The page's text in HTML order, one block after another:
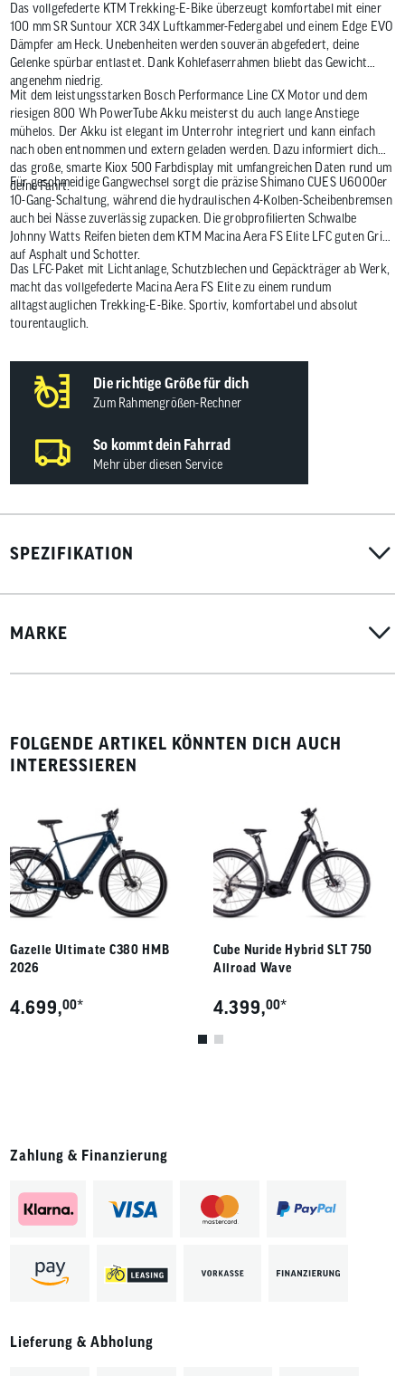
Das vollgefederte KTM Trekking-E-Bike überzeugt komfortabel mit einer
100 mm SR Suntour XCR 34X Luftkammer-Federgabel und einem Edge EVO
Dämpfer am Heck. Unebenheiten werden souverän abgefedert, deine
Gelenke spürbar entlastet. Dank Kohlefaserrahmen bliebt das Gewicht
angenehm niedrig.
Mit dem leistungsstarken Bosch Performance Line CX Motor und dem
riesigen 800 Wh PowerTube Akku meisterst du auch lange Anstiege
mühelos. Der Akku ist elegant im Unterrohr integriert und kann einfach
nach oben entnommen und extern geladen werden. Dazu informiert dich
das große, smarte Kiox 500 Farbdisplay mit umfangreichen Daten rund um
deine Fahrt.
Für geschmeidige Gangwechsel sorgt die präzise Shimano CUES U6000er
10-Gang-Schaltung, während die hydraulischen 4-Kolben-Scheibenbremsen
auch bei Nässe zuverlässig zupacken. Die grobprofilierten Schwalbe
Johnny Watts Reifen bieten dem KTM Macina Aera FS Elite LFC guten Grip
auf Asphalt und Schotter.
Das LFC-Paket mit Lichtanlage, Schutzblechen und Gepäckträger ab Werk,
macht das vollgefederte Macina Aera FS Elite zu einem rundum
alltagstauglichen Trekking-E-Bike. Sportiv, komfortabel und absolut
tourentauglich.
Die richtige Größe für dich
Zum Rahmengrößen-Rechner
So kommt dein Fahrrad
Mehr über diesen Service
SPEZIFIKATION
MARKE
FOLGENDE ARTIKEL KÖNNTEN DICH AUCH
INTERESSIEREN
Gazelle Ultimate C380 HMB
2026
4.699,00*
Cube Nuride Hybrid SLT 750
Allroad Wave
4.399,00*
Zahlung & Finanzierung
Lieferung & Abholung